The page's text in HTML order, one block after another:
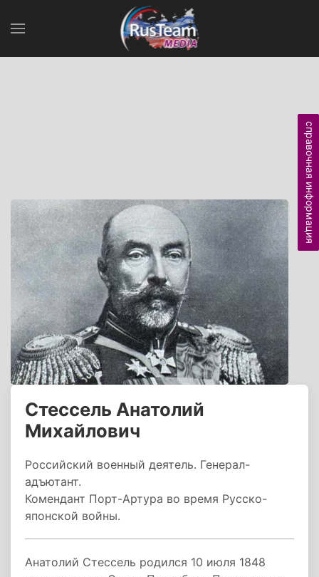
Стессель Анатолий
Михайлович
Российский военный деятель. Генерал-
адъютант.
Комендант Порт-Артура во время Русско-
японской войны.
Анатолий Стессель родился 10 июля 1848
справочная информация